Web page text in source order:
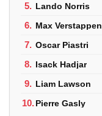
5. Lando Norris
6. Max Verstappen
7. Oscar Piastri
8. Isack Hadjar
9. Liam Lawson
10.Pierre Gasly